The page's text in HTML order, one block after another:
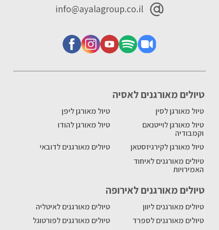
טיולים מאורגנים לאסיה
טיול מאורגן לסין
טיול מאורגן ליפן
טיול מאורגן לוייטנאם
וקמבודיה
טיול מאורגן להודו
טיול מאורגן לקירגיזסטאן
טיולים מאורגנים לדובאי
טיולים מאורגנים לאיחוד
האמירויות
טיולים מאורגנים לאירופה
טיולים מאורגנים ליוון
טיולים מאורגנים לאיטליה
טיולים מאורגנים לספרד
טיולים מאורגנים לפורטוגל
info@ayalagroup.co.il